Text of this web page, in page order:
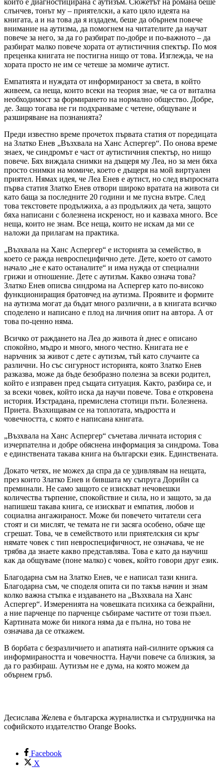
които е диагностицирана с аутизъм. Сюжетът на романа беше
слънчев, тонът му – приятелски, а като цяло идеята на
книгата, а и на това да я издадем, беше да обърнем повече
внимание на аутизма, да помогнем на читателите да научат
повече за него, за да го разбират по-добре и по-важното – да
разбират малко повече хората от аутистичния спектър. По моя
преценка книгата не постигна нищо от това. Изглежда, че на
хората просто не им се четеше за момиче аутист.
Емпатията и нуждата от информираност за света, в който
живеем, са неща, които всеки на теория знае, че са от витална
необходимост за формирането на нормално общество. Добре,
де. Защо тогава не ги подхранваме с четене, общуване и
разширяване на познанията?
Преди известно време прочетох първата статия от поредицата
на Златко Енев „Възхвала на Ханс Аспергер“. По онова време
знаех, че синдромът е част от аутистичния спектър, но нищо
повече. Бях виждала снимки на дъщеря му Леа, но за мен бяха
просто снимки на момиче, което е дъщеря на мой виртуален
приятел. Нямах идея, че Леа Енев е аутист, но след въпросната
първа статия Златко Енев отвори широко вратата на живота си
като баща за последните 20 години и ме пусна вътре. След
това текстовете продължиха, а аз продължих да чета, защото
бяха написани с болезнена искреност, но и казваха много. Все
неща, които не знам. Все неща, които не искам да ми се
наложи да прилагам на практика.
„Възхвала на Ханс Аспергер“ е историята за семейство, в
което се ражда невроспецифично дете. Дете, което от самото
начало „не е като останалите“ и има нужда от специални
грижи и отношение. Дете с аутизъм. Какво означа това?
Златко Енев описва синдрома на Аспергер като по-високо
функциониращия братовчед на аутизма. Проявите и формите
на аутизма могат да бъдат много различни, а в книгата всичко
споделено и написано е плод на личния опит на автора. А от
това по-ценно няма.
Всичко от раждането на Леа до живота ѝ днес е описано
спокойно, мъдро и много, много честно. Книгата не е
наръчник за живот с дете с аутизъм, тъй като случаите са
различни. Но със сигурност историята, която Златко Енев
разказва, може да бъде безобразно полезна за всеки родител,
който е изправен пред същата ситуация. Както, разбира се, и
за всеки човек, който иска да научи повече. Това е откровена
история. Изстрадана, премислена стотици пъти. Болезнена.
Приета. Възхищавам се на топлотата, мъдростта и
човечността, с която е написана книгата.
„Възхвала на Ханс Аспергер“ съчетава личната история с
изчерпателна и добре обяснена информация за синдрома. Това
е единствената такава книга на български език. Единствената.
Докато четях, не можех да спра да се удивлявам на нещата,
през които Златко Енев и бившата му съпруга Дорийн са
преминали. Не само защото се изискват нечовешки
количества търпение, спокойствие и сила, но и защото, за да
напишеш такава книга, се изискват и емпатия, любов и
социална ангажираност. Може би повечето читатели сега
стоят и си мислят, че темата не ги засяга особено, обаче ще
сгрешат. Това, че в семейството или приятелския си кръг
нямате човек с тип невроспецифичност, не означава, че не
трябва да знаете какво представлява. Това е като да научиш
как да общуваме (поне малко) с човек, който говори друг език.
Благодарна съм на Златко Енев, че е написал тази книга.
Благодарна съм, че споделя опита си по такъв начин и знам
колко важна стъпка е издаването на „Възхвала на Ханс
Аспергер“. Измеренията на човешката психика са безкрайни,
а ние парченце по парченце събираме частите от този пъзел.
Картината може би никога няма да е пълна, но това не
означава да се откажем.
В борбата с безразличието и апатията най-силните оръжия са
информираността и човечността. Научи повече са близкия, за
да го разбираш. Аутизъм не е дума, на която можем да
обърнем гръб.
Десислава Желева е българска журналистка и сътрудничка на
софийското издателство Orange Books.
Facebook
X